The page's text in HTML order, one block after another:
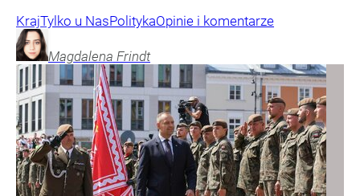
KrajTylko u NasPolitykaOpinie i komentarze
Magdalena Frindt